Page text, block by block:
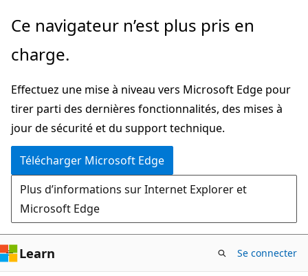
Passer
directement
au
principal
Ce navigateur n’est plus pris en
charge.
Effectuez une mise à niveau vers Microsoft Edge pour
tirer parti des dernières fonctionnalités, des mises à
jour de sécurité et du support technique.
Télécharger Microsoft Edge
Plus d’informations sur Internet Explorer et
Microsoft Edge
Learn Se connecter